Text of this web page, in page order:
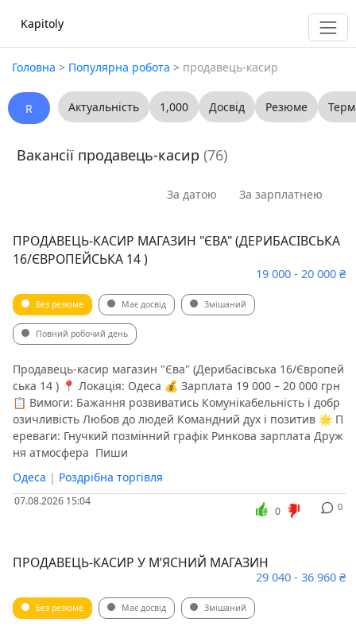
Kapitoly
Головна > Популярна робота > продавець-касир
R Актуальність 1,000 Досвід Резюме
Вакансії продавець-касир (76)
За датою За зарплатнею
ПРОДАВЕЦЬ-КАСИР МАГАЗИН "ЄВА" (ДЕРИБАСІВСЬКА
16/ЄВРОПЕЙСЬКА 14 )
19 000 - 20 000 ₴
Без резюме Має досвід Змішаний
Повний робочий день
Продавець-касир магазин "Єва" (Дерибасівська 16/Європей
ська 14 ) 📍 Локація: Одеса 💰 Зарплата 19 000 – 20 000 грн
📋 Вимоги: Бажання розвиватись Комунікабельність і добр
озичливість Любов до людей Командний дух і позитив 🌟 П
ереваги: Гнучкий позмінний графік Ринкова зарплата Друж
ня атмосфера ️ Пиши
Одеса | Роздрібна торгівля
07.08.2026 15:04 0
0
ПРОДАВЕЦЬ-КАСИР У МʼЯСНИЙ МАГАЗИН
29 040 - 36 960 ₴
Без резюме Має досвід Змішаний